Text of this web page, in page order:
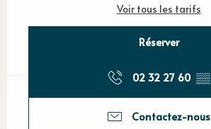
Voir tous les tarifs
Réserver
02 32 27 60 ▒▒
Contactez-nous